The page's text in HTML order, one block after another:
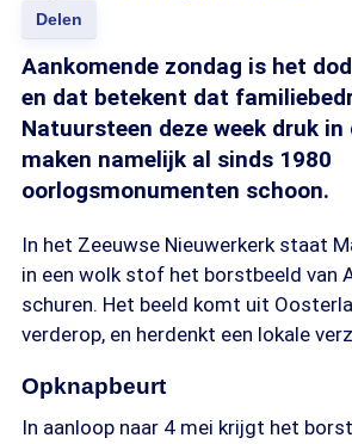
Delen
Aankomende zondag is het
en dat betekent dat
Natuursteen deze week druk in
maken namelijk al sinds 1980
oorlogsmonumenten schoon.
In het Zeeuwse Nieuwerkerk staat
in een wolk stof het borstbeeld van
schuren. Het beeld komt uit
verderop, en herdenkt een lokale
Opknapbeurt
In aanloop naar 4 mei krijgt het